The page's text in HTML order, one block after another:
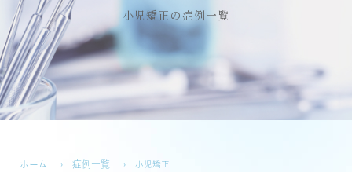
小児矯正の症例一覧
ホーム 症例一覧 小児矯正